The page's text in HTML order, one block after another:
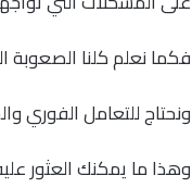
فكما نعلم كلنا الصعوبة
ونحتاج للتعامل الفوري
وهذا ما يمكنك العثور